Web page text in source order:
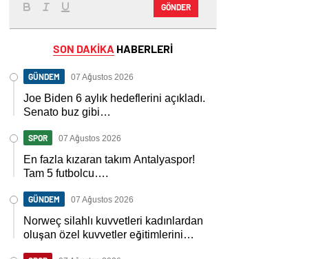
GÖNDER
SON DAKİKA HABERLERİ
GÜNDEM 07 Ağustos 2026
Joe Biden 6 aylık hedeflerini açıkladı.
Senato buz gibi…
SPOR 07 Ağustos 2026
En fazla kızaran takım Antalyaspor!
Tam 5 futbolcu….
GÜNDEM 07 Ağustos 2026
Norweç silahlı kuvvetleri kadınlardan
oluşan özel kuvvetler eğitimlerini